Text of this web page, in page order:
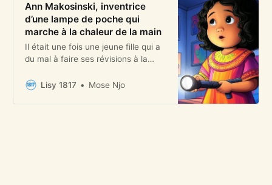
Ann Makosinski, inventrice
d’une lampe de poche qui
marche à la chaleur de la main
Il était une fois une jeune fille qui a
du mal à faire ses révisions à la
courant. Un jour, une amie à elle qui
elle et découvre sa tristesse.
Lisy 1817 Mose Njo